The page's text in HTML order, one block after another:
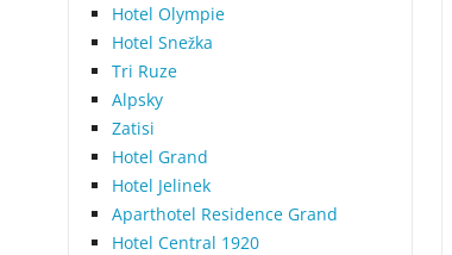
Hotel Olympie
Hotel Snežka
Tri Ruze
Alpsky
Zatisi
Hotel Grand
Hotel Jelinek
Aparthotel Residence Grand
Hotel Central 1920